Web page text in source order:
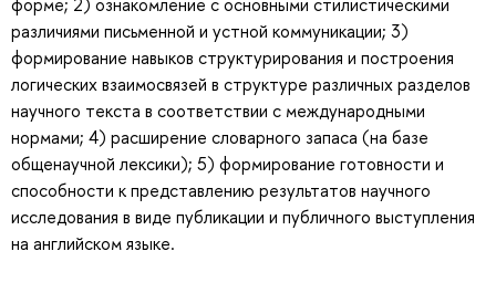
различиями письменной и устной коммуникации; 3)
формирование навыков структурирования и построения
логических взаимосвязей в структуре различных разделов
научного текста в соответствии с международными
нормами; 4) расширение словарного запаса (на базе
общенаучной лексики); 5) формирование готовности и
способности к представлению результатов научного
исследования в виде публикации и публичного выступления
на английском языке.